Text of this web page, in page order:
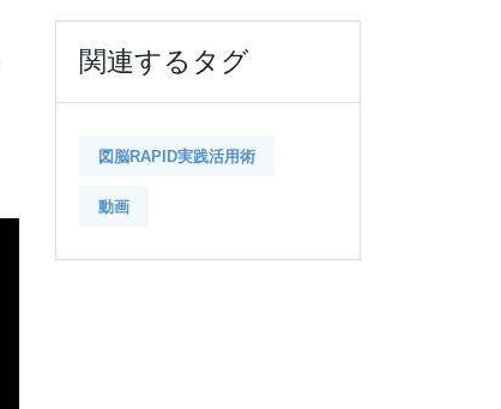
関連するタグ
図脳RAPID実践活用術
動画